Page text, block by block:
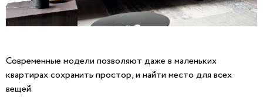
Современные модели позволяют даже в маленьких
квартирах сохранить простор, и найти место для всех
вещей.